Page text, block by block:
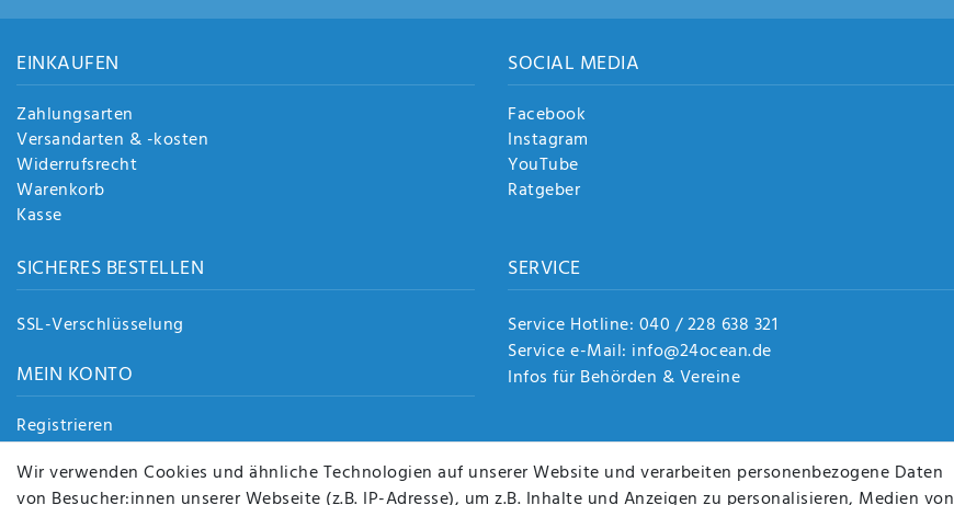
EINKAUFEN
Zahlungsarten
Versandarten & -kosten
Widerrufsrecht
Warenkorb
Kasse
SICHERES BESTELLEN
SSL-Verschlüsselung
MEIN KONTO
Registrieren
Login
SOCIAL MEDIA
Facebook
Instagram
YouTube
Ratgeber
SERVICE
Service Hotline: 040 / 228 638 321
Service e-Mail: info@24ocean.de
Infos für Behörden & Vereine
Wir verwenden Cookies und ähnliche Technologien auf unserer Website und verarbeiten personenbezogene Daten